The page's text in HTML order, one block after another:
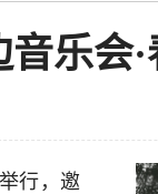
乐会
行，邀